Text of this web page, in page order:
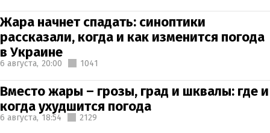
Жара начнет спадать: синоптики
рассказали, когда и как изменится погода
в Украине
6 августа, 20:00 1041
Вместо жары – грозы, град и шквалы: где и
когда ухудшится погода
6 августа, 18:54 2129